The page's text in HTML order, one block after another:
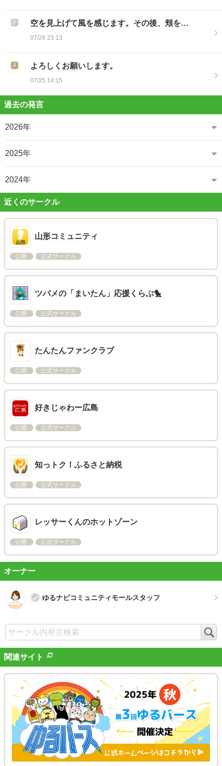
空を見上げて風を感じます。その後、頬を…
07/26 23:13
よろしくお願いします。
07/25 14:15
過去の発言
2026年
2025年
2024年
近くのサークル
山形コミュニティ
公開 公式サークル
ツバメの「まいたん」応援くらぶ🐤
公開 公式サークル
たんたんファンクラブ
公開 公式サークル
好きじゃわー広島
公開 公式サークル
知っトク！ふるさと納税
公開 公式サークル
レッサーくんのホットゾーン
公開 公式サークル
オーナー
ゆるナビコミュニティモールスタッフ
関連サイト